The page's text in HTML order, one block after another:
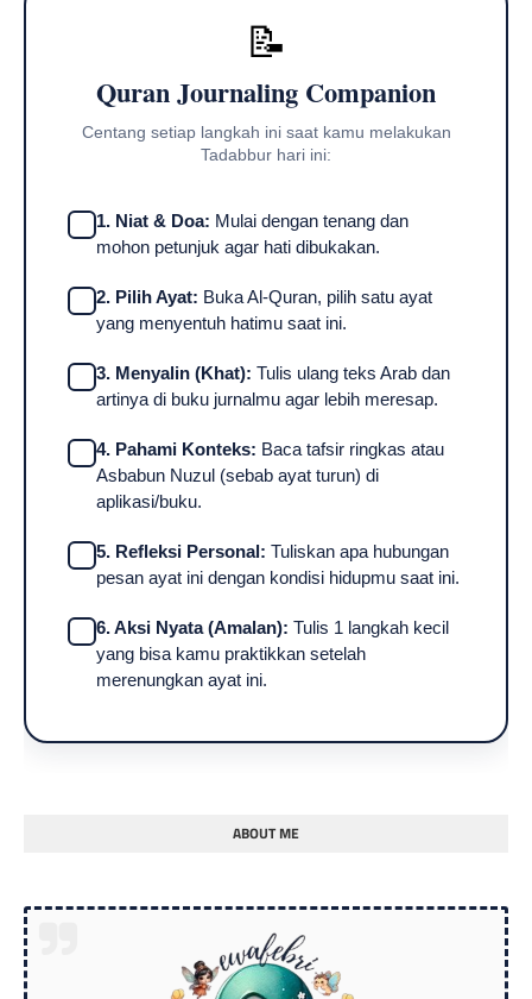
📝
Quran Journaling Companion
Centang setiap langkah ini saat kamu melakukan
Tadabbur hari ini:
1. Niat & Doa: Mulai dengan tenang dan
mohon petunjuk agar hati dibukakan.
2. Pilih Ayat: Buka Al-Quran, pilih satu ayat
yang menyentuh hatimu saat ini.
3. Menyalin (Khat): Tulis ulang teks Arab dan
artinya di buku jurnalmu agar lebih meresap.
4. Pahami Konteks: Baca tafsir ringkas atau
Asbabun Nuzul (sebab ayat turun) di
aplikasi/buku.
5. Refleksi Personal: Tuliskan apa hubungan
pesan ayat ini dengan kondisi hidupmu saat ini.
6. Aksi Nyata (Amalan): Tulis 1 langkah kecil
yang bisa kamu praktikkan setelah
merenungkan ayat ini.
ABOUT ME